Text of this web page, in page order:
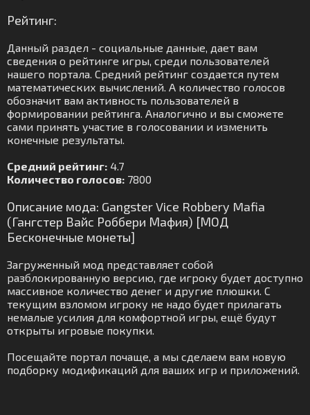
Рейтинг:
Данный раздел - социальные данные, дает вам
сведения о рейтинге игры, среди пользователей
нашего портала. Средний рейтинг создается путем
математических вычислений. А количество голосов
обозначит вам активность пользователей в
формировании рейтинга. Аналогично и вы сможете
сами принять участие в голосовании и изменить
конечные результаты.
Средний рейтинг: 4.7
Количество голосов: 7800
Описание мода: Gangster Vice Robbery Mafia
(Гангстер Вайс Роббери Мафия) [МОД
Бесконечные монеты]
Загруженный мод представляет собой
разблокированную версию, где игроку будет доступно
массивное количество денег и другие плюшки. С
текущим взломом игроку не надо будет прилагать
немалые усилия для комфортной игры, ещё будут
открыты игровые покупки.
Посещайте портал почаще, а мы сделаем вам новую
подборку модификаций для ваших игр и приложений.